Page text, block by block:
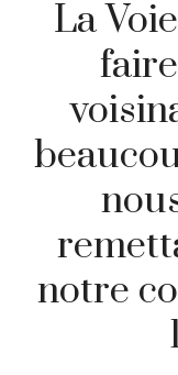
La
notre